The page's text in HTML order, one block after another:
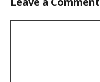
Leave a Comment